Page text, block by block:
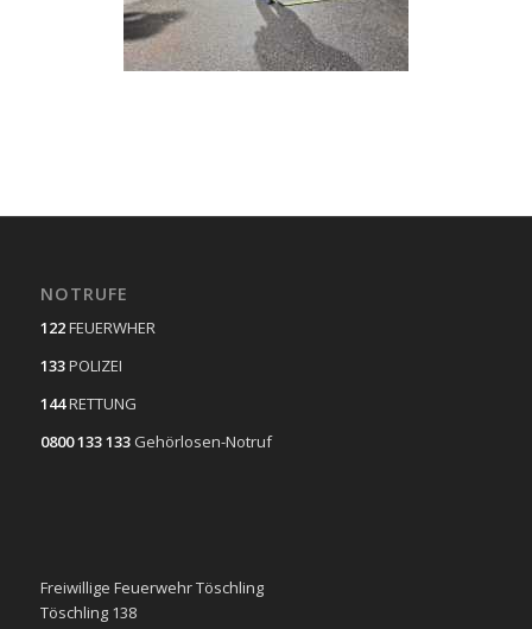
NOTRUFE
122FEUERWHER
133POLIZEI
144RETTUNG
0800 133 133 Gehörlosen-Notruf
Freiwillige Feuerwehr Töschling
Töschling 138